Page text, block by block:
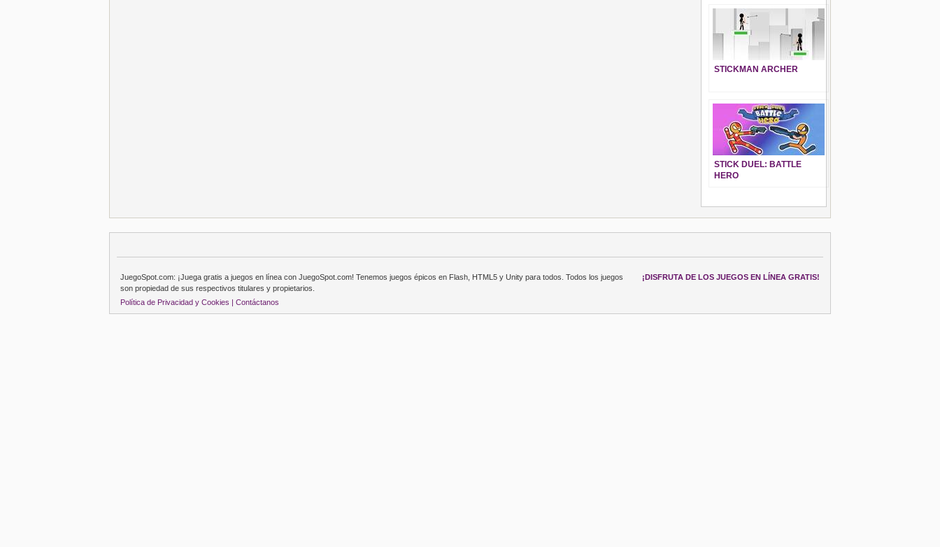
STICKMAN ARCHER
STICK DUEL: BATTLE
HERO
¡DISFRUTA DE LOS JUEGOS EN LÍNEA GRATIS!
JuegoSpot.com: ¡Juega gratis a juegos en línea con JuegoSpot.com! Tenemos juegos épicos en Flash, HTML5 y Unity para todos. Todos los juegos
son propiedad de sus respectivos titulares y propietarios.
Política de Privacidad y Cookies | Contáctanos